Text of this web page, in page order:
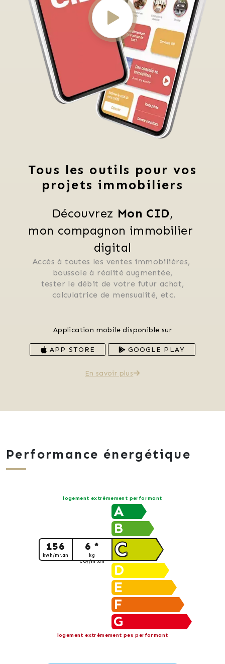
Tous les outils pour vos
projets immobiliers
Découvrez Mon CID,
mon compagnon immobilier
digital
Accès à toutes les ventes immobilières,
boussole à réalité augmentée,
tester le débit de votre futur achat,
calculatrice de mensualité, etc.
Application mobile disponible sur
APP STORE GOOGLE PLAY
En savoir plus
Performance énergétique
logement extrêmement performant
A
B
C
156
kWh/m².an
6 *
kg
CO2/m².an
D
E
F
G
logement extrêmement peu performant